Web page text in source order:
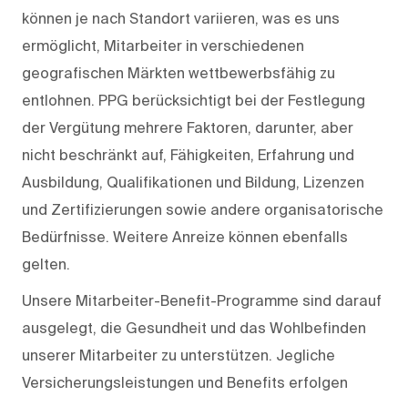
können je nach Standort variieren, was es uns
ermöglicht, Mitarbeiter in verschiedenen
geografischen Märkten wettbewerbsfähig zu
entlohnen. PPG berücksichtigt bei der Festlegung
der Vergütung mehrere Faktoren, darunter, aber
nicht beschränkt auf, Fähigkeiten, Erfahrung und
Ausbildung, Qualifikationen und Bildung, Lizenzen
und Zertifizierungen sowie andere organisatorische
Bedürfnisse. Weitere Anreize können ebenfalls
gelten.
Unsere Mitarbeiter-Benefit-Programme sind darauf
ausgelegt, die Gesundheit und das Wohlbefinden
unserer Mitarbeiter zu unterstützen. Jegliche
Versicherungsleistungen und Benefits erfolgen